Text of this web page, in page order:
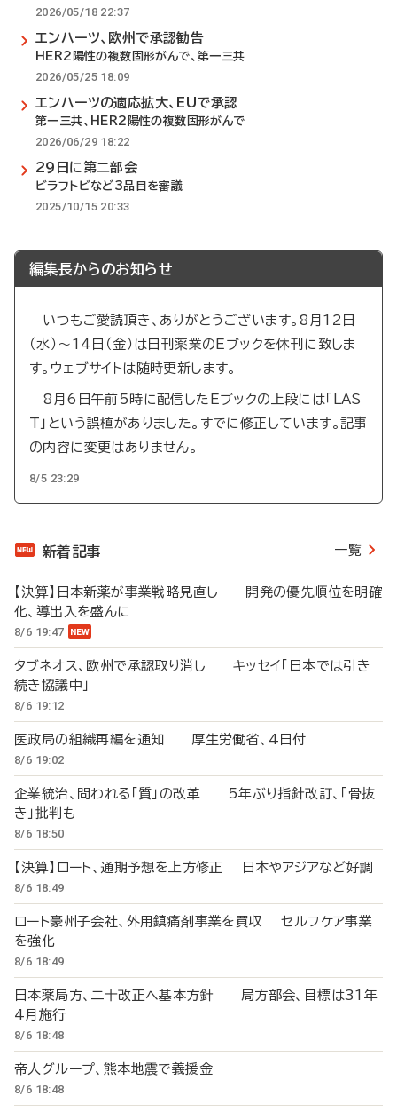
2026/05/18 22:37
エンハーツ、欧州で承認勧告
HER2陽性の複数固形がんで、第一三共
2026/05/25 18:09
エンハーツの適応拡大、EUで承認
第一三共、HER2陽性の複数固形がんで
2026/06/29 18:22
29日に第二部会
ビラフトビなど3品目を審議
2025/10/15 20:33
編集長からのお知らせ
いつもご愛読頂き、ありがとうございます。8月12日
（水）～14日（金）は日刊薬業のEブックを休刊に致しま
す。ウェブサイトは随時更新します。
8月6日午前5時に配信したEブックの上段には「LAS
T」という誤植がありました。すでに修正しています。記事
の内容に変更はありません。
8/5 23:29
新着記事 一覧
【決算】日本新薬が事業戦略見直し 開発の優先順位を明確
化、導出入を盛んに
8/6 19:47
タブネオス、欧州で承認取り消し キッセイ「日本では引き
続き協議中」
8/6 19:12
医政局の組織再編を通知 厚生労働省、4日付
8/6 19:02
企業統治、問われる「質」の改革 5年ぶり指針改訂、「骨抜
き」批判も
8/6 18:50
【決算】ロート、通期予想を上方修正 日本やアジアなど好調
8/6 18:49
ロート豪州子会社、外用鎮痛剤事業を買収 セルフケア事業
を強化
8/6 18:49
日本薬局方、二十改正へ基本方針 局方部会、目標は31年
4月施行
8/6 18:48
帝人グループ、熊本地震で義援金
8/6 18:48